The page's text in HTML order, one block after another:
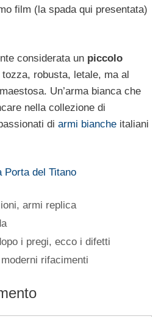
film (la spada qui presentata)
considerata un piccolo
robusta, letale, ma al
Un’arma bianca che
nella collezione di
di armi bianche italiani
Porta del Titano
armi replica
i pregi, ecco i difetti
rifacimenti